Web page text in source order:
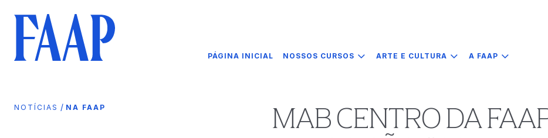
PÁGINA INICIAL NOSSOS CURSOS ARTE E CULTURA A FAAP
NOTÍCIAS / NA FAAP
MAB CENTRO DA